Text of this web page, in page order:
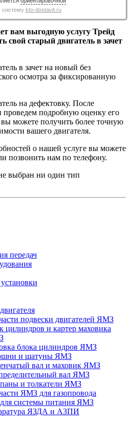
систему kto-dostavit.ru
вам выгодную услугу Трейд
свой старый двигатель в зачет
в зачет на новый без
осмотра за фиксированную
на дефектовку. После
подробную оценку его
можете получить более точную
вашего двигателя.
о нашей услуге вы можете
позвонить нам по телефону.
выбран ни один тип
передач
подвески двигателей ЯМЗ
цилиндров и картер маховика
блока цилиндров ЯМЗ
и шатуны ЯМЗ
вал и маховик ЯМЗ
вал ЯМЗ
и толкатели ЯМЗ
ЯМЗ для газопровода
для системы питания ЯМЗ
ЯЗДА и АЗПИ